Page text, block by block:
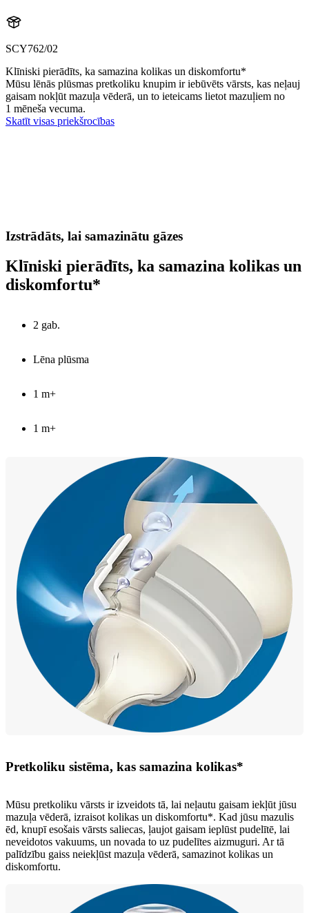
SCY762/02
Klīniski pierādīts, ka samazina kolikas un diskomfortu*
Mūsu lēnās plūsmas pretkoliku knupim ir iebūvēts vārsts, kas neļauj
gaisam nokļūt mazuļa vēderā, un to ieteicams lietot mazuļiem no
1 mēneša vecuma.
Skatīt visas priekšrocības
Izstrādāts, lai samazinātu gāzes
Klīniski pierādīts, ka samazina kolikas un
diskomfortu*
2 gab.
Lēna plūsma
1 m+
1 m+
Pretkoliku sistēma, kas samazina kolikas*
Mūsu pretkoliku vārsts ir izveidots tā, lai neļautu gaisam iekļūt jūsu
mazuļa vēderā, izraisot kolikas un diskomfortu*. Kad jūsu mazulis
ēd, knupī esošais vārsts saliecas, ļaujot gaisam ieplūst pudelītē, lai
neveidotos vakuums, un novada to uz pudelītes aizmuguri. Ar tā
palīdzību gaiss neiekļūst mazuļa vēderā, samazinot kolikas un
diskomfortu.